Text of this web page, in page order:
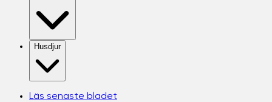
Husdjur
Läs senaste bladet